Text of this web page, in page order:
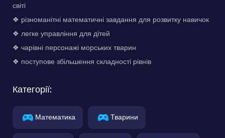
світі
❖ різноманітні математичні завдання для розвитку навичок
❖ легке управління для дітей
❖ чарівні персонажі морських тварин
❖ поступове збільшення складності рівнів
Категорії:
Математика Тварини